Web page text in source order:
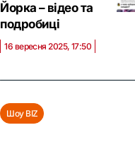
Йорка – відео та
подробиці
16 вересня 2025, 17:50
Шоу BIZ